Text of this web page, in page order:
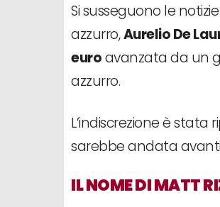
Si susseguono le
azzurro,Aurelio De
euroavanzata da un
azzurro.
L’indiscrezione è stata
sarebbe andata avanti
IL NOME DI MATT